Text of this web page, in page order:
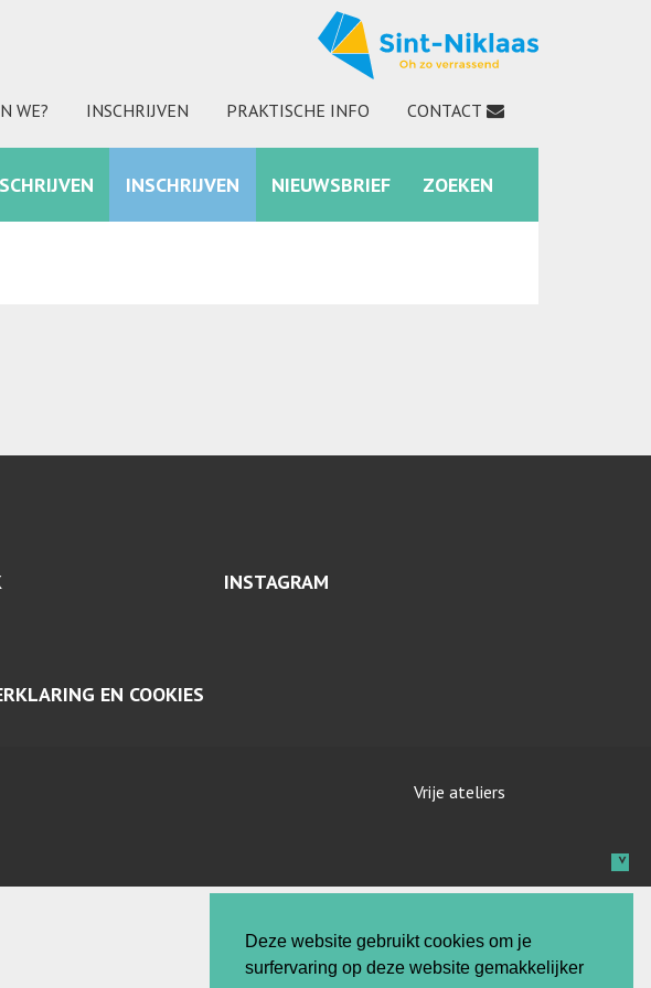
Deze website gebruikt cookies om je
surfervaring op deze website gemakkelijker
WE? INSCHRIJVEN PRAKTISCHE INFO CONTACT
FACEBOOK INSTAGRAM ZOEKEN
INSCHRIJVEN NIEUWSBRIEF ZOEKEN
INSTAGRAM
EN COOKIES
Vrije ateliers